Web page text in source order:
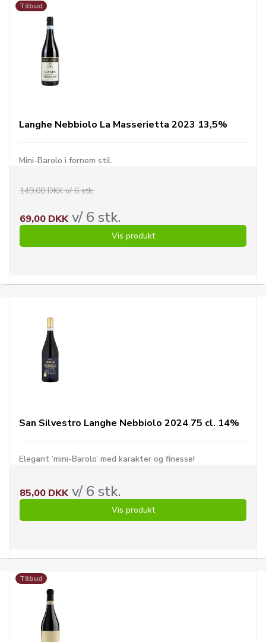
Tilbud
Langhe Nebbiolo La Masserietta 2023 13,5%
Mini-Barolo i fornem stil.
149,00 DKK v/ 6 stk.
69,00 DKKv/ 6 stk.
Vis produkt
San Silvestro Langhe Nebbiolo 2024 75 cl. 14%
Elegant ’mini-Barolo’ med karakter og finesse!
85,00 DKKv/ 6 stk.
Vis produkt
Tilbud